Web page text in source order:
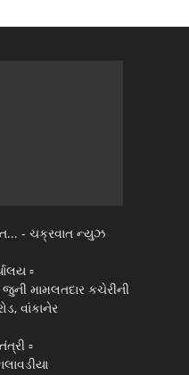
- ચક્રવાત ન્યુઝ
▫️
મામલતદાર કચેરીની
વાંકાનેર
▫️